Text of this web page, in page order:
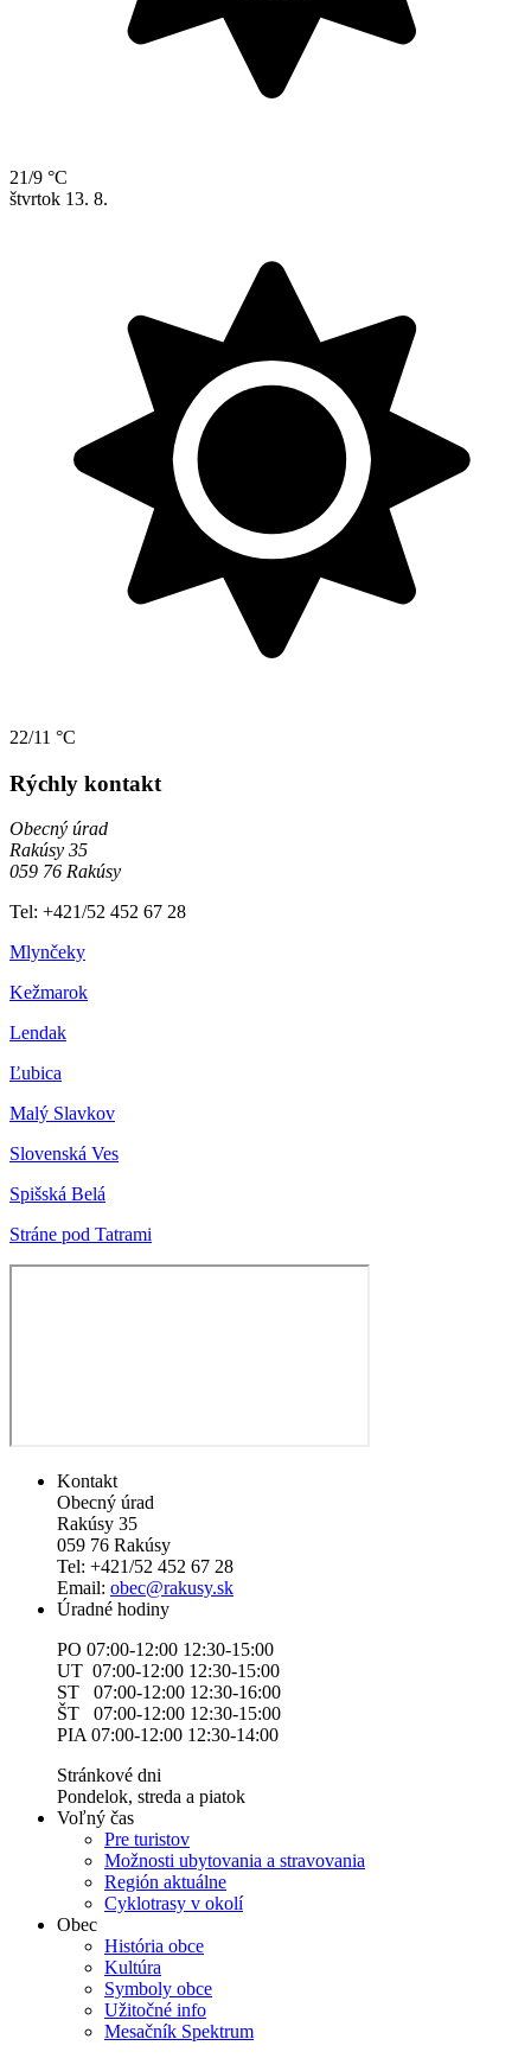
21/9 °C
štvrtok 13. 8.
22/11 °C
Rýchly kontakt
Obecný úrad
Rakúsy 35
059 76 Rakúsy
Tel: +421/52 452 67 28
Mlynčeky
Kežmarok
Lendak
Ľubica
Malý Slavkov
Slovenská Ves
Spišská Belá
Stráne pod Tatrami
Kontakt
Obecný úrad
Rakúsy 35
059 76 Rakúsy
Tel: +421/52 452 67 28
Email: obec@rakusy.sk
Úradné hodiny
PO 07:00-12:00 12:30-15:00
UT 07:00-12:00 12:30-15:00
ST 07:00-12:00 12:30-16:00
ŠT 07:00-12:00 12:30-15:00
PIA 07:00-12:00 12:30-14:00
Stránkové dni
Pondelok, streda a piatok
Voľný čas
Pre turistov
Možnosti ubytovania a stravovania
Región aktuálne
Cyklotrasy v okolí
Obec
História obce
Kultúra
Symboly obce
Užitočné info
Mesačník Spektrum